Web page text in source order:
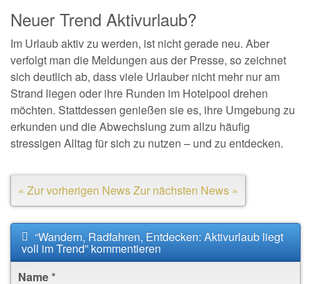
Neuer Trend Aktivurlaub?
Im Urlaub aktiv zu werden, ist nicht gerade neu. Aber
verfolgt man die Meldungen aus der Presse, so zeichnet
sich deutlich ab, dass viele Urlauber nicht mehr nur am
Strand liegen oder ihre Runden im Hotelpool drehen
möchten. Stattdessen genießen sie es, ihre Umgebung zu
erkunden und die Abwechslung zum allzu häufig
stressigen Alltag für sich zu nutzen – und zu entdecken.
« Zur vorherigen NewsZur nächsten News »
“Wandern, Radfahren, Entdecken: Aktivurlaub liegt
voll im Trend” kommentieren
Name*